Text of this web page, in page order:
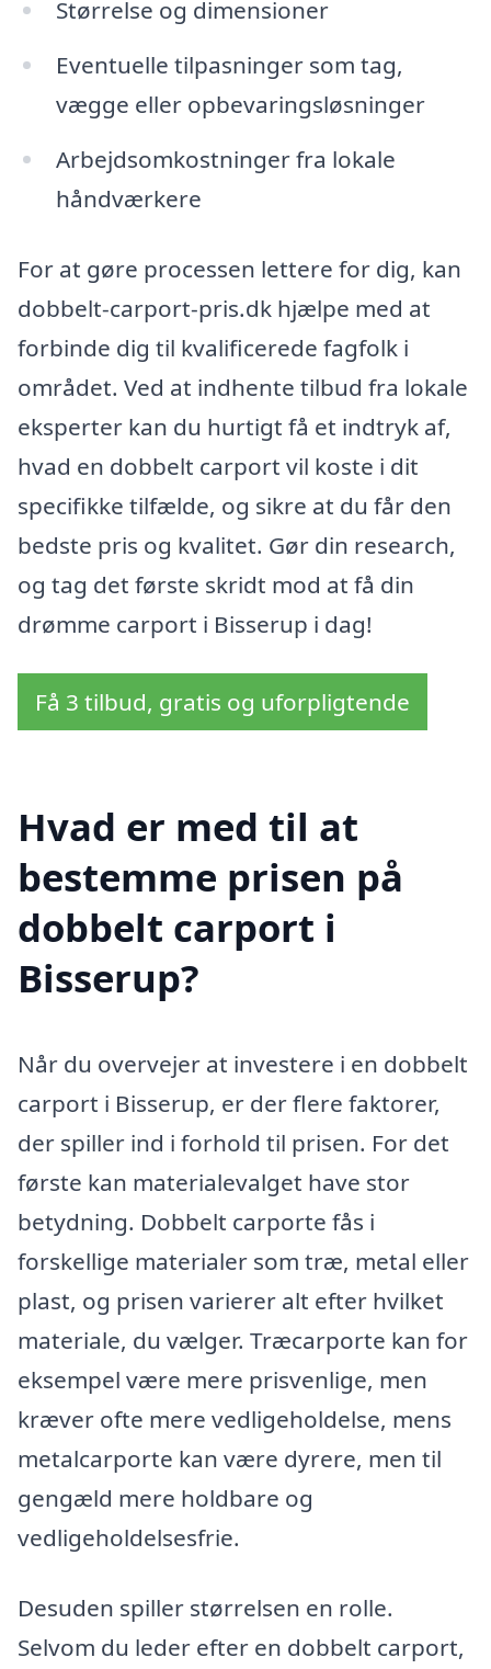
Størrelse og dimensioner
Eventuelle tilpasninger som tag,
vægge eller opbevaringsløsninger
Arbejdsomkostninger fra lokale
håndværkere
For at gøre processen lettere for dig, kan
dobbelt-carport-pris.dk hjælpe med at
forbinde dig til kvalificerede fagfolk i
området. Ved at indhente tilbud fra lokale
eksperter kan du hurtigt få et indtryk af,
hvad en dobbelt carport vil koste i dit
specifikke tilfælde, og sikre at du får den
bedste pris og kvalitet. Gør din research,
og tag det første skridt mod at få din
drømme carport i Bisserup i dag!
Få 3 tilbud, gratis og uforpligtende
Hvad er med til at
bestemme prisen på
dobbelt carport i
Bisserup?
Når du overvejer at investere i en dobbelt
carport i Bisserup, er der flere faktorer,
der spiller ind i forhold til prisen. For det
første kan materialevalget have stor
betydning. Dobbelt carporte fås i
forskellige materialer som træ, metal eller
plast, og prisen varierer alt efter hvilket
materiale, du vælger. Træcarporte kan for
eksempel være mere prisvenlige, men
kræver ofte mere vedligeholdelse, mens
metalcarporte kan være dyrere, men til
gengæld mere holdbare og
vedligeholdelsesfrie.
Desuden spiller størrelsen en rolle.
Selvom du leder efter en dobbelt carport,